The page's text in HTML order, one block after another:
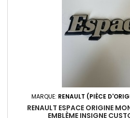
MARQUE: RENAULT (PIÈCE
RENAULT ESPACE ORIGINE
EMBLÈME INSIGNE